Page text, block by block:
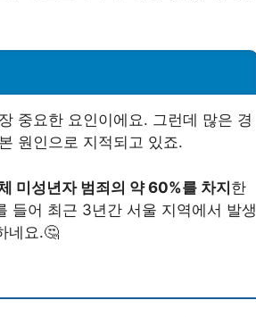
중요한 요인이에요. 그런데 많은 경
원인으로 지적되고 있죠.
미성년자 범죄의 약 60%를 차지한
들어 최근 3년간 서울 지역에서 발생
네요.🤔